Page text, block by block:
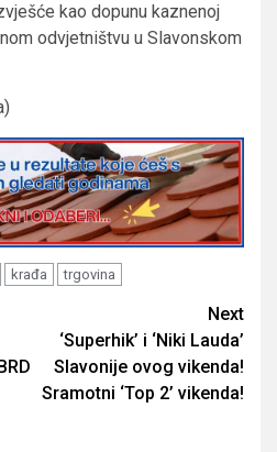
kao dopunu kaznenoj
odvjetništvu u Slavonskom
krađa trgovina
Next
‘Superhik’ i ‘Niki Lauda’
Slavonije ovog vikenda!
Sramotni ‘Top 2’ vikenda!